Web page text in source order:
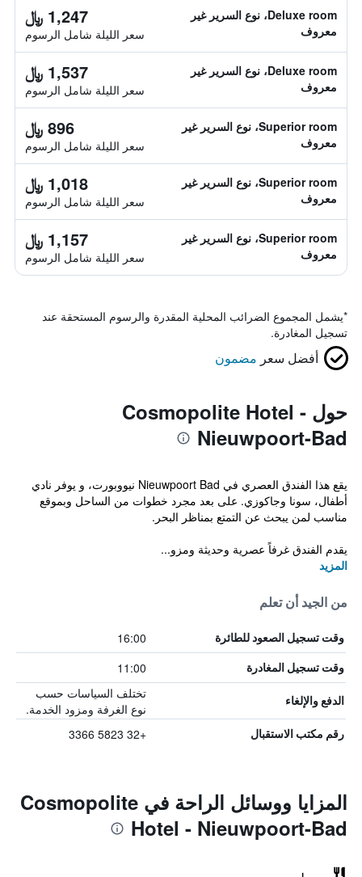
Deluxe room، نوع السرير غير
معروف
1,247 ﷼
سعر الليلة شامل الرسوم
Deluxe room، نوع السرير غير
معروف
1,537 ﷼
سعر الليلة شامل الرسوم
Superior room، نوع السرير غير
معروف
896 ﷼
سعر الليلة شامل الرسوم
Superior room، نوع السرير غير
معروف
1,018 ﷼
سعر الليلة شامل الرسوم
Superior room، نوع السرير غير
معروف
1,157 ﷼
سعر الليلة شامل الرسوم
*يشمل المجموع الضرائب المحلية المقدرة والرسوم المستحقة عند
تسجيل المغادرة.
أفضل سعر مضمون
حول Cosmopolite Hotel -
Nieuwpoort-Bad
يقع هذا الفندق العصري في Nieuwpoort Bad نيووبورت، و يوفر نادي
أطفال، سونا وجاكوزي. على بعد مجرد خطوات من الساحل وبموقع
مناسب لمن يبحث عن التمتع بمناظر البحر.
يقدم الفندق غرفاً عصرية وحديثة ومزو...
المزيد
من الجيد أن تعلم
وقت تسجيل الصعود للطائرة 16:00
وقت تسجيل المغادرة 11:00
الدفع والإلغاء
تختلف السياسات حسب
نوع الغرفة ومزود الخدمة.
رقم مكتب الاستقبال +32 5823 3366
المزايا ووسائل الراحة في Cosmopolite
Hotel - Nieuwpoort-Bad